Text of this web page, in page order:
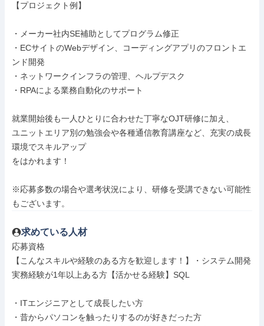
【プロジェクト例】
・メーカー社内SE補助としてプログラム修正
・ECサイトのWebデザイン、コーディングアプリのフロントエ
ンド開発
・ネットワークインフラの管理、ヘルプデスク
・RPAによる業務自動化のサポート
就業開始後も一人ひとりに合わせた丁寧なOJT研修に加え、
ユニットエリア別の勉強会や各種通信教育講座など、充実の成長
環境でスキルアップ
をはかれます！
※応募多数の場合や選考状況により、研修を受講できない可能性
もございます。
求めている人材
応募資格
【こんなスキルや経験のある方を歓迎します！】・システム開発
実務経験が1年以上ある方【活かせる経験】SQL
・ITエンジニアとして成長したい方
・昔からパソコンを触ったりするのが好きだった方